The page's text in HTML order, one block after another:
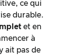
ce qui
durable.
et en
à
ait pas de